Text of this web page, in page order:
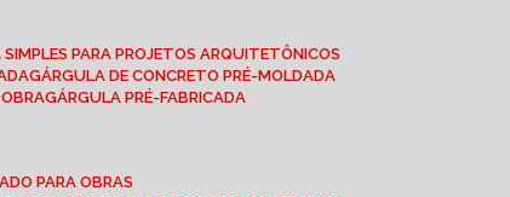
SIMPLES PARA PROJETOS ARQUITETÔNICOS
GÁRGULA DE CONCRETO PRÉ-MOLDADA
OBRA
GÁRGULA PRÉ-FABRICADA
PARA OBRAS